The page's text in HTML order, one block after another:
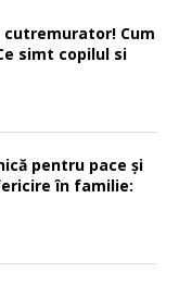
cutremurator! Cum
simt copilul si
pentru pace şi
în familie: